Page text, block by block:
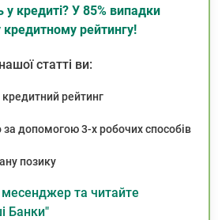
кредиті? У 85% випадки
рейтингу!
статті ви:
кредитний рейтинг
допомогою 3-х робочих способів
позику
та читайте
Банки"